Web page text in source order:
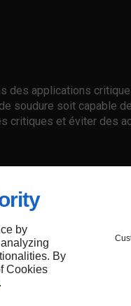
by
By
Cookies
.
des applications
soudure soit capable
critiques et éviter des
exemple, une
détectés, il est